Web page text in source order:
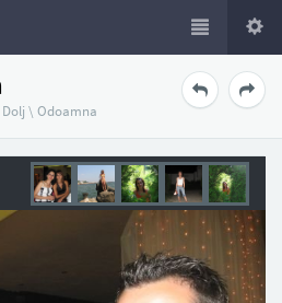
\ Odoamna